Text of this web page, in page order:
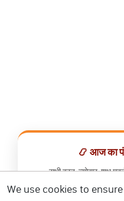
📿 आज का
सभी व्रत, त्योहार, शुभ
We use cookies to